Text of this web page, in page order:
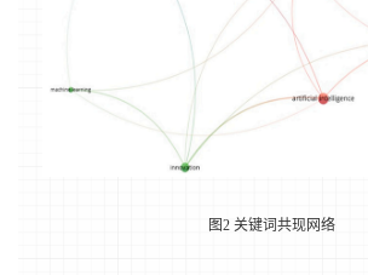
图2 关键词共现网络